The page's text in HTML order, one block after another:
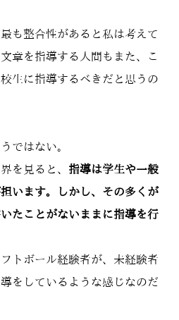
も整合性があると私は考えて
章を指導する人間もまた、こ
生に指導するべきだと思うの
ではない。
を見ると、 指導は学生や一般
います。しかし、その多くが
たことがないままに指導を行
トボール経験者が、未経験者
をしているような感じなのだ